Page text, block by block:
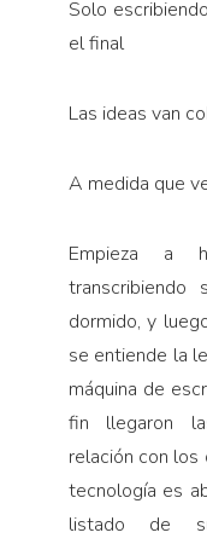
Solo
el final
Las ideas van
A medida que
Empieza a
transcribiendo
dormido, y
se entiende la
máquina de
fin llegaron
relación con los
tecnología es
listado de